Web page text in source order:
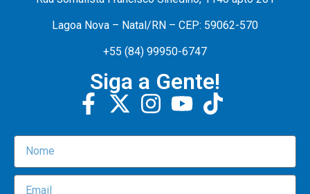
Lagoa Nova – Natal/RN – CEP: 59062-570
+55 (84) 99950-6747
Siga a Gente!